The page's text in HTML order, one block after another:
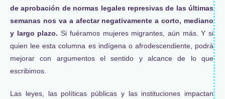
de aprobación de normas legales represivas de las últimas
semanas nos va a afectar negativamente a corto, mediano
y largo plazo. Si fuéramos mujeres migrantes, aún más. Y si
quien lee esta columna es indígena o afrodescendiente, podrá
mejorar con argumentos el sentido y alcance de lo que
escribimos.
Las leyes, las políticas públicas y las instituciones impactan